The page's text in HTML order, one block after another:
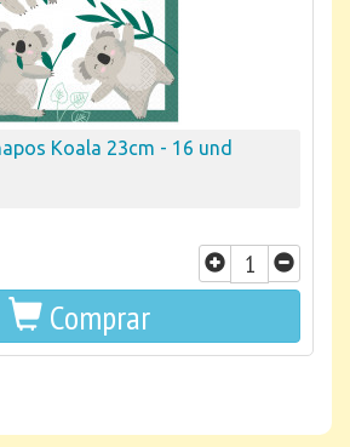
Koala 23cm - 16 und
Comprar